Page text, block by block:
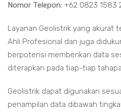
Nomor Telepon: +62 0823 1583
Layanan Geolistrik yang akurat
Ahli Profesional dan juga
berpotensi memberikan data
diterapkan pada tiap-tiap
Geolistrik dapat digunakan
penampilan data dibawah